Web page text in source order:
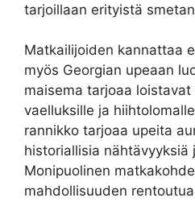
tarjoillaan erityistä
Matkailijoiden kannattaa
myös Georgian upeaan
maisema tarjoaa
vaelluksille ja
rannikko tarjoaa upeita
historiallisia nähtävyyksiä
Monipuolinen
mahdollisuuden